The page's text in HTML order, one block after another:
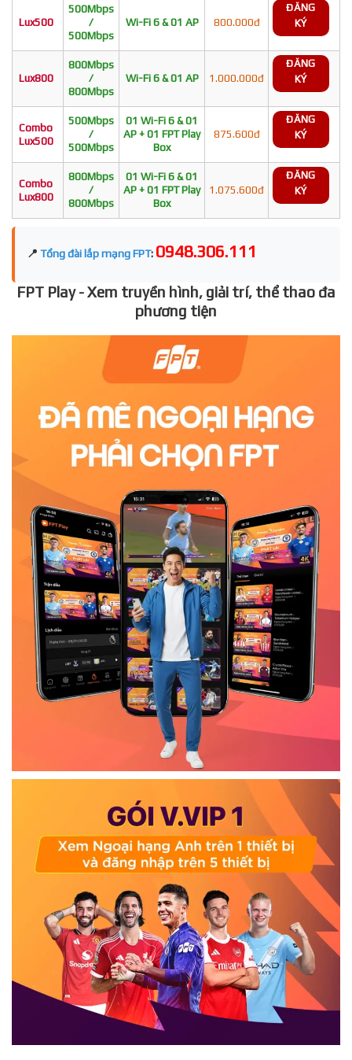
Lux500
500Mbps
/
500Mbps
Wi-Fi 6 & 01 AP 800.000đ
ĐĂNG
KÝ
Lux800
800Mbps
/
800Mbps
Wi-Fi 6 & 01 AP 1.000.000đ
ĐĂNG
KÝ
Combo
Lux500
500Mbps
/
500Mbps
01 Wi-Fi 6 & 01
AP + 01 FPT Play
Box
875.600đ
ĐĂNG
KÝ
Combo
Lux800
800Mbps
/
800Mbps
01 Wi-Fi 6 & 01
AP + 01 FPT Play
Box
1.075.600đ
ĐĂNG
KÝ
📍 Tổng đài lắp mạng FPT: 0948.306.111
FPT Play - Xem truyền hình, giải trí, thể thao đa
phương tiện